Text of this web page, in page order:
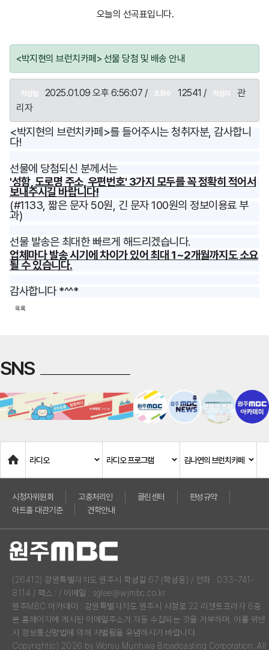
오늘의 선곡표입니다.
<박지현의 브런치카페> 선물 당첨 및 배송 안내
작성일 2025.01.09 오후 6:56:07 / 조회수 12541 / 작성자
관
리자
<박지현의 브런치카페>를 들어주시는청취자분, 감사합니
다!
선물에 당첨되신 분께서는
'성함, 도로명 주소, 우편번호' 3가지 모두를 꼭 정확히 적어서
보내주시길 바랍니다!
(#1133, 짧은 문자 50원, 긴 문자 100원의 정보이용료 부
과)
선물 발송은 최대한 빠르게 해드리겠습니다.
업체마다 발송 시기에 차이가 있어 최대 1~2개월까지도소요
될 수 있습니다.
감사합니다 *^^*
목록
SNS
Home
라디오 라디오 프로그램 김나연의 브런치카페
시청자위원회 고충처리인 클린센터
편성규약
아트홀 대관기준
견학안내
(26412) 강원특별자치도 원주시 학성길 67 (학성동) / 전화 : 033-741-
8114 / 팩스 : / 이메일 : sglee@wjmbc.co.kr
원주MBC 아카데미 : 강원특별자치도 원주시 시청로 22 리젠트프라자 6층
본 홈페이지에 게시된 이메일주소가 자동 수집되는 것을 거부하며, 이를 위반
시 정보통신망법에 의해 처벌됨을 유념하시기 바랍니다.
Copyright(c) 2026 by Wonju Munhwa Broadcasting Corporation. All